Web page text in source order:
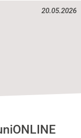
20.05.2026